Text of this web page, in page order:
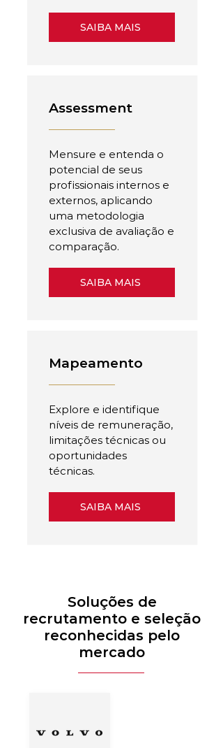
SAIBA MAIS
Assessment
Mensure e entenda o
potencial de seus
profissionais internos e
externos, aplicando
uma metodologia
exclusiva de avaliação e
comparação.
SAIBA MAIS
Mapeamento
Explore e identifique
níveis de remuneração,
limitações técnicas ou
oportunidades
técnicas.
SAIBA MAIS
Soluções de
recrutamento e seleção
reconhecidas pelo
mercado